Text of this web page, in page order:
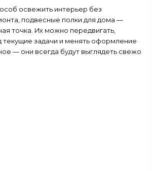
освежить интерьер без
подвесные полки для дома —
точка. Их можно передвигать,
текущие задачи и менять оформление
— они всегда будут выглядеть свежо